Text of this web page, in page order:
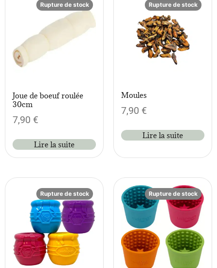
Rupture de stock
Joue de boeuf roulée
30cm
7,90 €
Lire la suite
Rupture de stock
Moules
7,90 €
Lire la suite
Rupture de stock Rupture de stock